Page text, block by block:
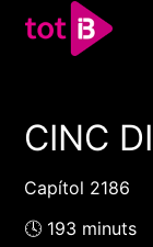
00:00
CINC
Capítol 2186
🕓 193 minuts